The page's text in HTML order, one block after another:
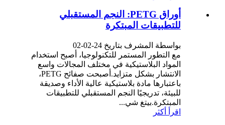
أوراق PETG: النجم المستقبلي
للتطبيقات المبتكرة
بواسطة المشرف بتاريخ 24-02-02
مع التطور المستمر للتكنولوجيا، أصبح استخدام
المواد البلاستيكية في مختلف المجالات واسع
الانتشار بشكل متزايد.أصبحت صفائح PETG،
باعتبارها مادة بلاستيكية عالية الأداء وصديقة
للبيئة، تدريجيًا النجم المستقبلي للتطبيقات
المبتكرة.بيتغ شي...
اقرأ أكثر